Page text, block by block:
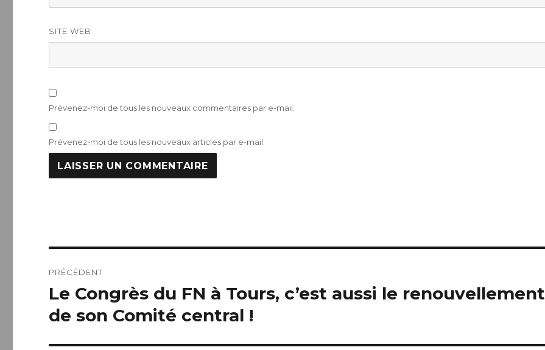
SITE WEB
Prévenez-moi de tous les nouveaux commentaires par e-mail.
Prévenez-moi de tous les nouveaux articles par e-mail.
de
l’article
PRÉCÉDENT
Publication
précédente :
Le Congrès du FN à Tours, c’est aussi le renouvellement
de son Comité central !